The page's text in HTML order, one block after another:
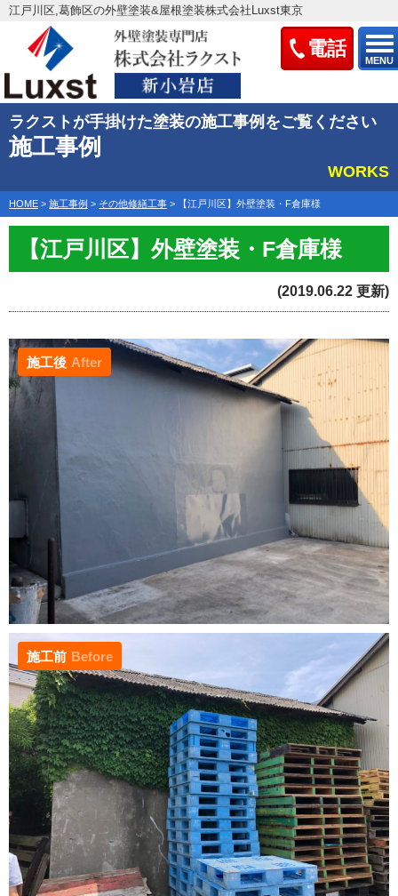
電話
MENU
江戸川区,葛飾区の外壁塗装&屋根塗装株式会社Luxst東京
ラクストが手掛けた塗装の施工事例をご覧ください
施工事例
WORKS
HOME > 施工事例 > その他修繕工事 > 【江戸川区】外壁塗装・F倉庫様
【江戸川区】外壁塗装・F倉庫様
(2019.06.22 更新)
施工後 After
施工前 Before